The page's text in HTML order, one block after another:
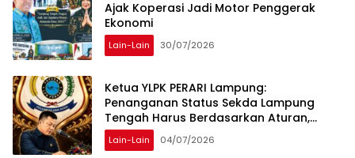
Ajak Koperasi Jadi Motor Penggerak
Ekonomi
Lain-Lain 30/07/2026
Ketua YLPK PERARI Lampung:
Penanganan Status Sekda Lampung
Tengah Harus Berdasarkan Aturan,
Bukan Tekanan Opini
Lain-Lain 04/07/2026